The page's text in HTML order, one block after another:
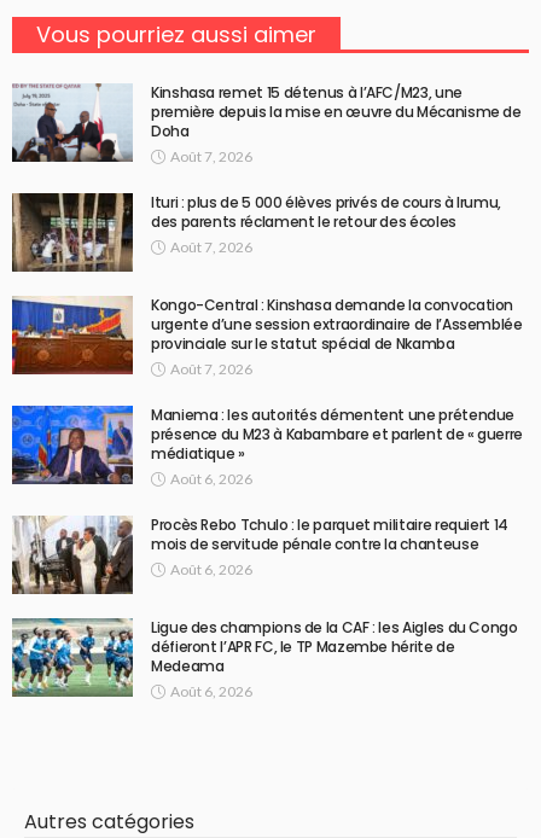
Vous pourriez aussi aimer
Kinshasa remet 15 détenus à l’AFC/M23, une
première depuis la mise en œuvre du Mécanisme de
Doha
Août 7, 2026
Ituri : plus de 5 000 élèves privés de cours à Irumu,
des parents réclament le retour des écoles
Août 7, 2026
Kongo-Central : Kinshasa demande la convocation
urgente d’une session extraordinaire de l’Assemblée
provinciale sur le statut spécial de Nkamba
Août 7, 2026
Maniema : les autorités démentent une prétendue
présence du M23 à Kabambare et parlent de « guerre
médiatique »
Août 6, 2026
Procès Rebo Tchulo : le parquet militaire requiert 14
mois de servitude pénale contre la chanteuse
Août 6, 2026
Ligue des champions de la CAF : les Aigles du Congo
défieront l’APR FC, le TP Mazembe hérite de
Medeama
Août 6, 2026
Autres catégories